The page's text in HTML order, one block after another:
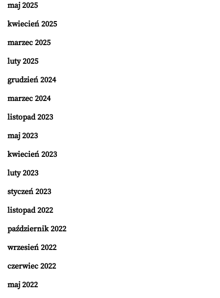
maj 2025
kwiecień 2025
marzec 2025
luty 2025
grudzień 2024
marzec 2024
listopad 2023
maj 2023
kwiecień 2023
luty 2023
styczeń 2023
listopad 2022
październik 2022
wrzesień 2022
czerwiec 2022
maj 2022